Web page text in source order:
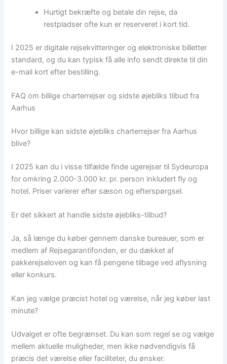
Hurtigt bekræfte og betale din rejse, da
restpladser ofte kun er reserveret i kort tid.
I 2025 er digitale rejsekvitteringer og elektroniske billetter
standard, og du kan typisk få alle info sendt direkte til din
e-mail kort efter bestilling.
FAQ om billige charterrejser og sidste øjebliks tilbud fra
Aarhus
Hvor billige kan sidste øjebliks charterrejser fra Aarhus
blive?
I 2025 kan du i visse tilfælde finde ugerejser til Sydeuropa
for omkring 2.000-3.000 kr. pr. person inkludert fly og
hotel. Priser varierer efter sæson og efterspørgsel.
Er det sikkert at handle sidste øjebliks-tilbud?
Ja, så længe du køber gennem danske bureauer, som er
medlem af Rejsegarantifonden, er du dækket af
pakkerejseloven og kan få pengene tilbage ved aflysning
eller konkurs.
Kan jeg vælge præcist hotel og værelse, når jeg køber last
minute?
Udvalget er ofte begrænset. Du kan som regel se og vælge
mellem aktuelle muligheder, men ikke nødvendigvis få
præcis det værelse eller faciliteter, du ønsker.